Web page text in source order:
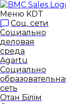
Меню KDT
Соц. сети
Социально
деловая
среда
Agartu
Социально
сеть
Отан Бiлiм